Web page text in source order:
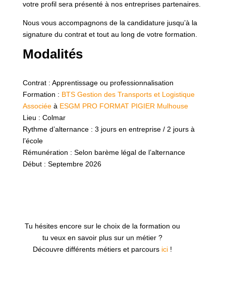
votre profil sera présenté à nos entreprises partenaires.
Nous vous accompagnons de la candidature jusqu’à la
signature du contrat et tout au long de votre formation.
Modalités
Contrat : Apprentissage ou professionnalisation
Formation : BTS Gestion des Transports et Logistique
Associéeà ESGM PRO FORMAT PIGIER Mulhouse
Lieu : Colmar
Rythme d’alternance : 3 jours en entreprise / 2 jours à
l’école
Rémunération : Selon barème légal de l’alternance
Début : Septembre 2026
Tu hésites encore sur le choix de la formation ou
tu veux en savoir plus sur un métier ?
Découvre différents métiers et parcours ici!